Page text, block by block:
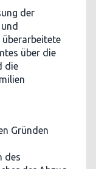
der
über die
die
Gründen
des